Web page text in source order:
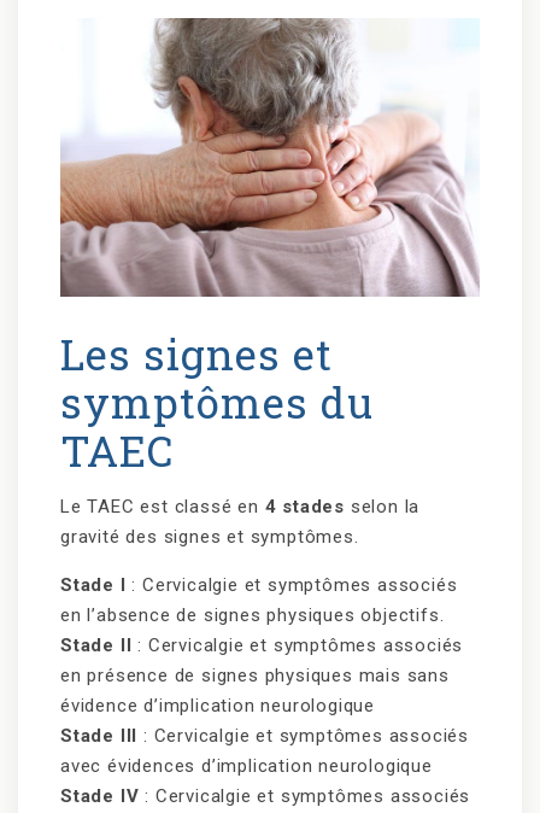
Les signes et
symptômes du
TAEC
Le TAEC est classé en 4 stades selon la
gravité des signes et symptômes.
Stade I : Cervicalgie et symptômes associés
en l’absence de signes physiques objectifs.
Stade II : Cervicalgie et symptômes associés
en présence de signes physiques mais sans
évidence d’implication neurologique
Stade III : Cervicalgie et symptômes associés
avec évidences d’implication neurologique
Stade IV : Cervicalgie et symptômes associés